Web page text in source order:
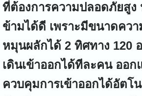
ที่ต้องการความปลอดภัยสูง
ข้ามได้ดี เพราะมีขนาดคว
หมุนผลักได้ 2 ทิศทาง 120
เดินเข้าออกได้ทีละคน ออก
ควบคุมการเข้าออกได้อัตโ